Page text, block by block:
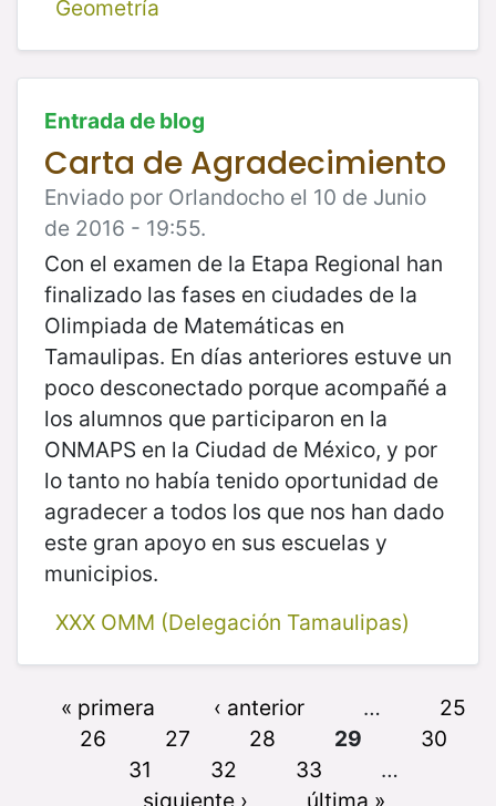
Geometría
Entrada de blog
Carta de Agradecimiento
Enviado por Orlandocho el 10 de Junio
de 2016 - 19:55.
Con el examen de la Etapa Regional han
finalizado las fases en ciudades de la
Olimpiada de Matemáticas en
Tamaulipas. En días anteriores estuve un
poco desconectado porque acompañé a
los alumnos que participaron en la
ONMAPS en la Ciudad de México, y por
lo tanto no había tenido oportunidad de
agradecer a todos los que nos han dado
este gran apoyo en sus escuelas y
municipios.
XXX OMM (Delegación Tamaulipas)
« primera ‹ anterior …
25
26
27 28 29
30
31
32 33
…
siguiente ›
última »